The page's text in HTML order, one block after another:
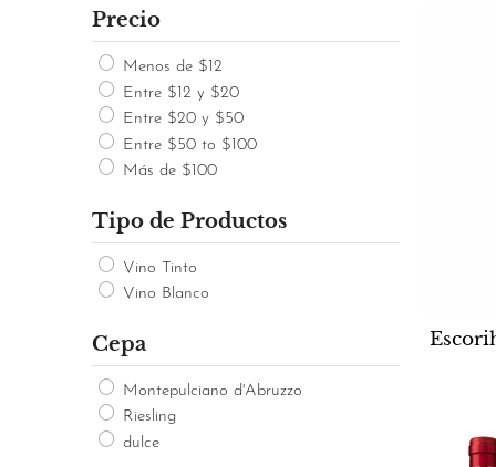
Precio
Menos de $12
Entre $12 y $20
Entre $20 y $50
Entre $50 to $100
Más de $100
Tipo de Productos
Vino Tinto
Vino Blanco
Cepa
Montepulciano d'Abruzzo
Riesling
dulce